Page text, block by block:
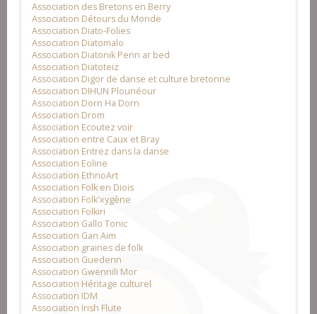
Association des Bretons en Berry
Association Détours du Monde
Association Diato-Folies
Association Diatomalo
Association Diatonik Penn ar bed
Association Diatoteiz
Association Digor de danse et culture bretonne
Association DIHUN Plounéour
Association Dorn Ha Dorn
Association Drom
Association Ecoutez voir
Association entre Caux et Bray
Association Entrez dans la danse
Association Eoline
Association EthnoArt
Association Folk en Diois
Association Folk'xygène
Association Folkiri
Association Gallo Tonic
Association Gan Aim
Association graines de folk
Association Guedenn
Association Gwennili Mor
Association Héritage culturel
Association IDM
Association Irish Flute